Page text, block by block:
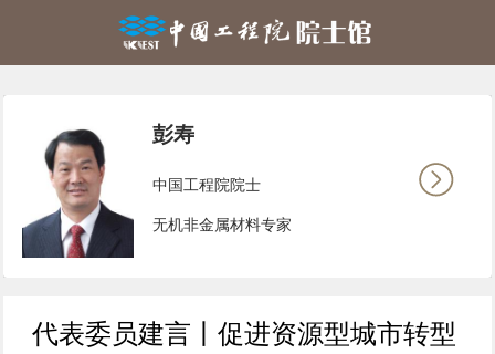
彭寿
中国工程院院士
无机非金属材料专家
代表委员建言丨促进资源型城市转型